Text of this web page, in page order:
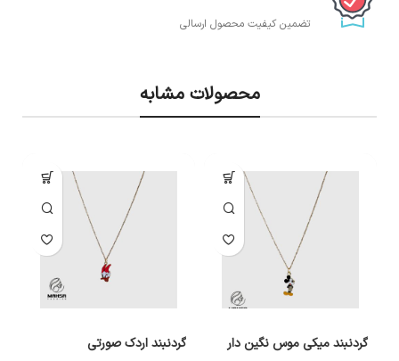
تضمین کیفیت محصول ارسالی
محصولات مشابه
گردنبند میکی موس نگین دار گردنبند اردک صورتی